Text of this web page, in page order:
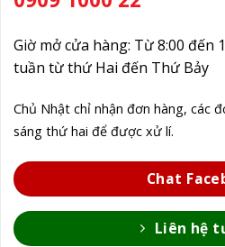
Giờ mở cửa hàng: Từ 8:00 đến
tuần từ thứ Hai đến Thứ Bảy
Chủ Nhật chỉ nhận đơn hàng, các
sáng thứ hai để được xử lí.
Chat
Liên hệ